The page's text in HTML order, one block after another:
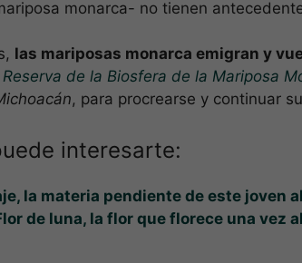
monarca- no tienen
las mariposas monarca emigran y
Reserva de la Biosfera de la Mariposa
, para procrearse y continuar
interesarte:
la materia pendiente de este joven
de luna, la flor que florece una vez